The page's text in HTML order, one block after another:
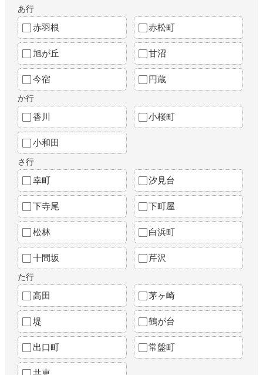
あ行
赤羽根 赤松町
旭が丘 甘沼
今宿 円蔵
か行
香川 小桜町
小和田
さ行
幸町 汐見台
下寺尾 下町屋
松林 白浜町
十間坂 芹沢
た行
高田 茅ヶ崎
堤 鶴が台
出口町 常盤町
共恵